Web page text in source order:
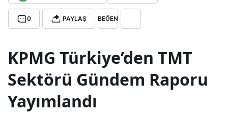
0 PAYLAŞ BEĞEN
KPMG Türkiye’den TMT
Sektörü Gündem Raporu
Yayımlandı
:
zek
dön